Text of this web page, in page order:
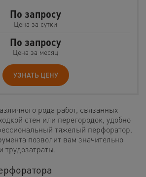
По запросу
Цена за сутки
По запросу
Цена за месяц
УЗНАТЬ ЦЕНУ
рода работ, связанных
стен или перегородок, удобно
тяжелый перфоратор.
позволит вам значительно
трудозатраты.